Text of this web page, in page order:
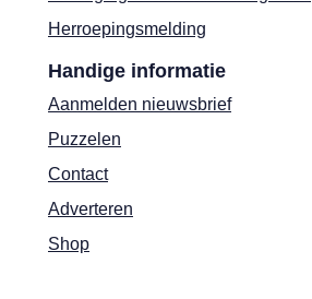
Herroepingsmelding
Handige informatie
Aanmelden nieuwsbrief
Puzzelen
Contact
Adverteren
Shop